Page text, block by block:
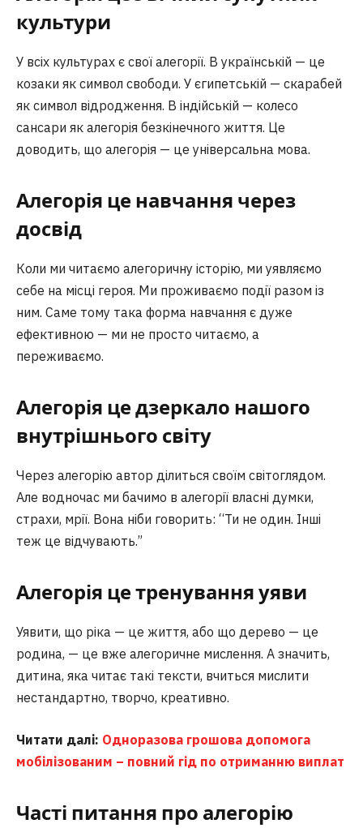
культури
У всіх культурах є свої алегорії. В українській — це
козаки як символ свободи. У єгипетській — скарабей
як символ відродження. В індійській — колесо
сансари як алегорія безкінечного життя. Це
доводить, що алегорія — це універсальна мова.
Алегорія це навчання через
досвід
Коли ми читаємо алегоричну історію, ми уявляємо
себе на місці героя. Ми проживаємо події разом із
ним. Саме тому така форма навчання є дуже
ефективною — ми не просто читаємо, а
переживаємо.
Алегорія це дзеркало нашого
внутрішнього світу
Через алегорію автор ділиться своїм світоглядом.
Але водночас ми бачимо в алегорії власні думки,
страхи, мрії. Вона ніби говорить: “Ти не один. Інші
теж це відчувають.”
Алегорія це тренування уяви
Уявити, що ріка — це життя, або що дерево — це
родина, — це вже алегоричне мислення. А значить,
дитина, яка читає такі тексти, вчиться мислити
нестандартно, творчо, креативно.
Читати далі: Одноразова грошова допомога
мобілізованим – повний гід по отриманню виплат
Часті питання про алегорію